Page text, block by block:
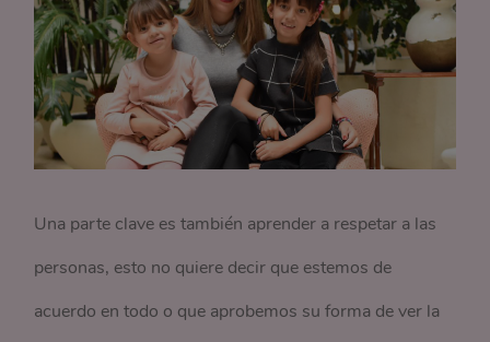
Una parte clave es también aprender a respetar a las
personas, esto no quiere decir que estemos de
acuerdo en todo o que aprobemos su forma de ver la